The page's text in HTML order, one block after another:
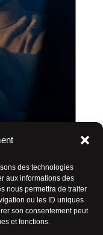
des technologies
aux informations des
nous permettra de traiter
ou les ID uniques
son consentement peut
et fonctions.
À